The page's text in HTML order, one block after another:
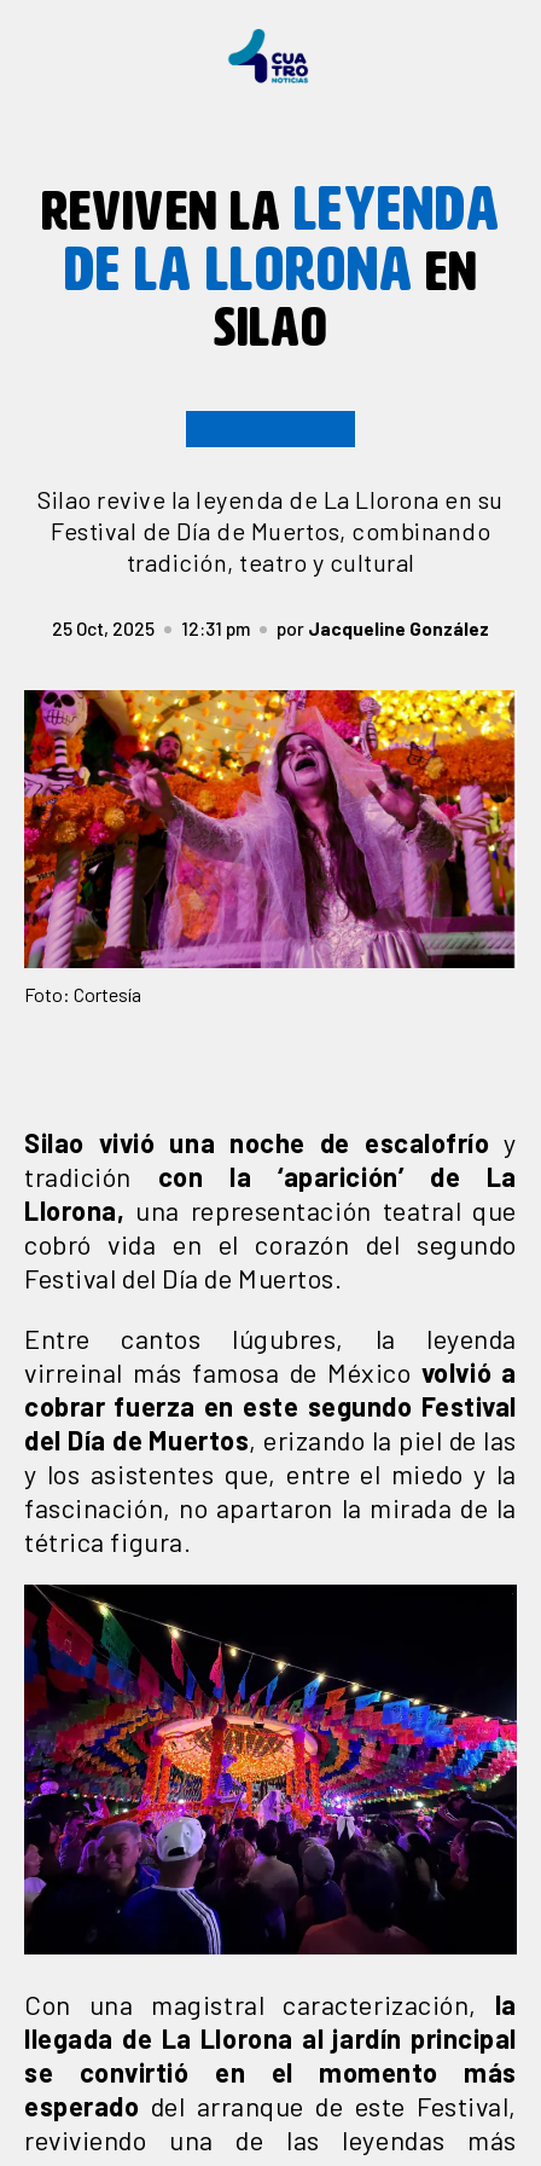
REVIVEN LA LEYENDA
DE LA LLORONA EN
SILAO
Silao revive la leyenda de La Llorona en su
Festival de Día de Muertos, combinando
tradición, teatro y cultural
25 Oct, 2025 12:31 pm por Jacqueline González
Foto: Cortesía
Silao vivió una noche de escalofrío y
tradición con la ‘aparición’ de La
Llorona, una representación teatral que
cobró vida en el corazón del segundo
Festival del Día de Muertos.
Entre cantos lúgubres, la leyenda
virreinal más famosa de México volvió a
cobrar fuerza en este segundo Festival
del Día de Muertos, erizando la piel de las
y los asistentes que, entre el miedo y la
fascinación, no apartaron la mirada de la
tétrica figura.
Con una magistral caracterización,
la
llegada de La Llorona al jardín principal
se convirtió en el momento más
esperado del arranque de este Festival,
reviviendo una de las leyendas más